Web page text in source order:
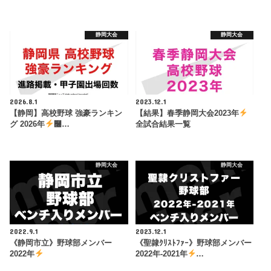
静岡大会
2026.8.1
【静岡】高校野球 強豪ランキン
グ 2026年
࿠…
静岡大会
2023.12.1
【結果】春季静岡大会2023年
全試合結果一覧
静岡大会
2022.9.1
《静岡市立》野球部メンバー
2022年
静岡大会
2023.12.1
《聖隷ｸﾘｽﾄﾌｧｰ》野球部メンバー
2022年-2021年
…